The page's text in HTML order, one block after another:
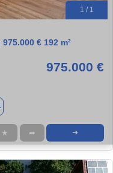
1 / 1
€ 192 m²
975.000 €
★ ➦ ➜